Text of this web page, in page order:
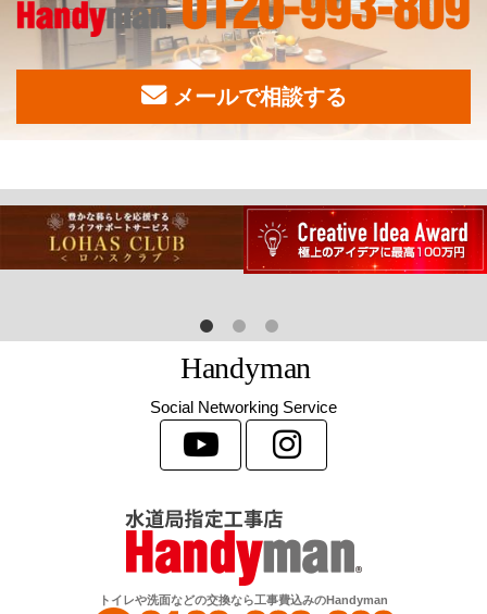
メールで相談する
Handyman
Social Networking Service
トイレや洗面などの交換なら工事費込みのHandyman